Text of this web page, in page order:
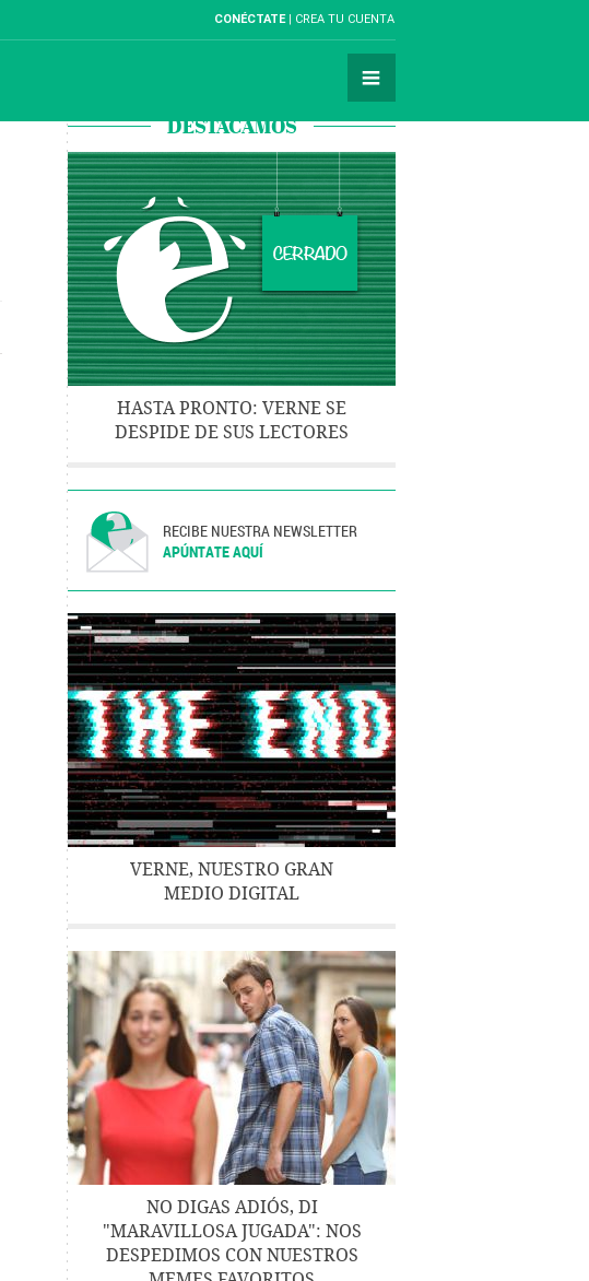
CONÉCTATE CREA TU CUENTA
DESTACAMOS
HASTA PRONTO: VERNE SE
DESPIDE DE SUS LECTORES
RECIBE NUESTRA NEWSLETTER
APÚNTATE AQUÍ
VERNE, NUESTRO GRAN
MEDIO DIGITAL
NO DIGAS ADIÓS, DI
"MARAVILLOSA JUGADA": NOS
DESPEDIMOS CON NUESTROS